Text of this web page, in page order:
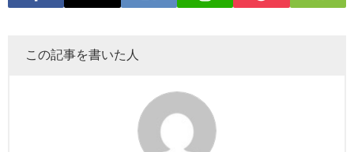
この記事を書いた人